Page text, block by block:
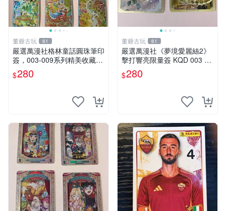
董爺古玩 61
嚴選萬漫社格林童話圓珠筆印
簽，003-009系列精美收藏
張，限量特供。 格林童話 圓
珠筆印簽 收藏品
$280
董爺古玩 61
嚴選萬漫社《夢境愛麗絲2》
擊打響亮限量簽 KQD 003 張
愛麗絲插畫 特別收藏 獨家繪
本
$280